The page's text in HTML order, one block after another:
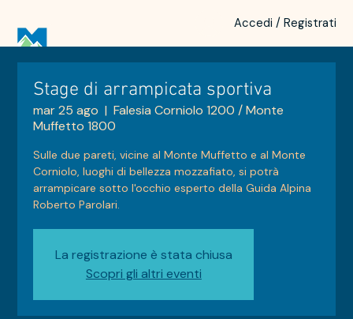
Accedi / Registrati
Stage di arrampicata sportiva
mar 25 ago
  |
Falesia Corniolo 1200 / Monte
Muffetto 1800
Sulle due pareti, vicine al Monte Muffetto e al Monte
Corniolo, luoghi di bellezza mozzafiato, si potrà
arrampicare sotto l'occhio esperto della Guida Alpina
Roberto Parolari.
La registrazione è stata chiusa
Scopri gli altri eventi